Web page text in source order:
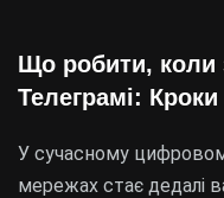
Що робити, коли
Телеграмі:
У сучасному
мережах стає дедалі